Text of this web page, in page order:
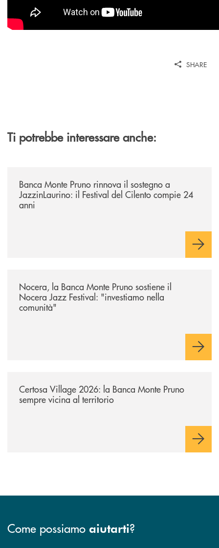
SHARE
Ti potrebbe interessare anche:
Banca Monte Pruno rinnova il sostegno a
JazzinLaurino: il Festival del Cilento compie 24
anni
Nocera, la Banca Monte Pruno sostiene il
Nocera Jazz Festival: "investiamo nella
comunità"
Certosa Village 2026: la Banca Monte Pruno
sempre vicina al territorio
Come possiamo aiutarti?